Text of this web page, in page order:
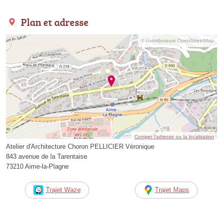
Plan et adresse
© contributeurs OpenStreetMap
Corriger l’adresse ou la localisation
Atelier d'Architecture Choron PELLICIER Véronique
843 avenue de la Tarentaise
73210 Aime-la-Plagne
Trajet Waze Trajet Maps